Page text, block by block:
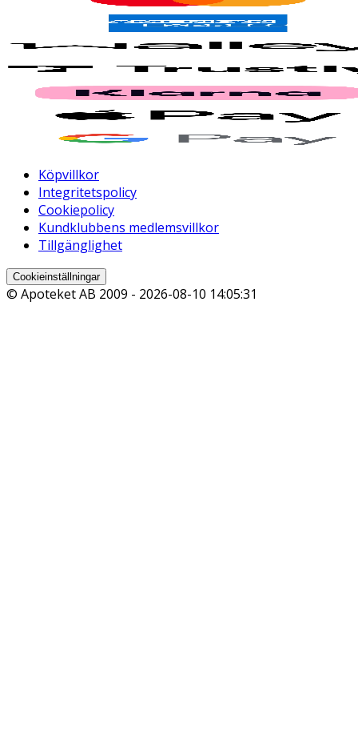
Köpvillkor
Integritetspolicy
Cookiepolicy
Kundklubbens medlemsvillkor
Tillgänglighet
Cookieinställningar
© Apoteket AB 2009 - 2026-08-10 14:05:31